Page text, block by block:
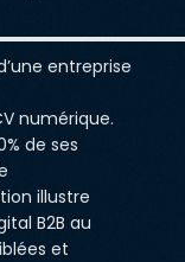
entreprise
numérique.
de ses
illustre
B2B au
et